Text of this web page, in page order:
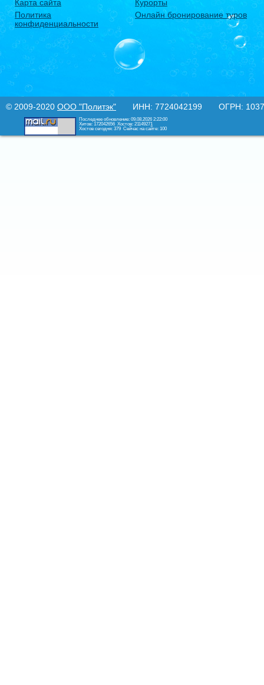
Карта сайта
Политика
конфиденциальности
Курорты
Онлайн бронирование туров
© 2009-2020 ООО "Политэк" ИНН: 7724042199 ОГРН:
Последнее обновление: 09.08.2026 2:22:00
Хитов: 172042656 Хостов: 21149271
Хостов сегодня: 379 Сейчас на сайте: 100